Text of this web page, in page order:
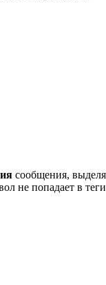
сообщения,
не попадает в